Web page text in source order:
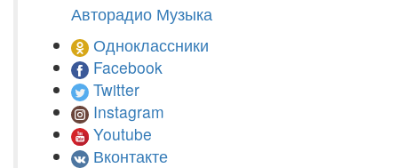
Авторадио Музыка
Одноклассники
Facebook
Twitter
Instagram
Youtube
Вконтакте